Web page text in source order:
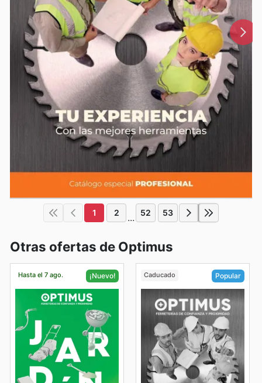
1 2 ... 52 53
Otras ofertas de Optimus
Hasta el 7 ago. ¡Nuevo! Caducado Popular